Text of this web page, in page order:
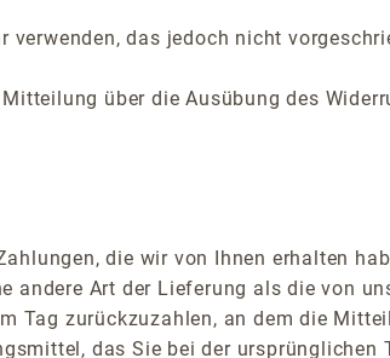
das jedoch nicht
über die Ausübung des
die wir von Ihnen erhalten
andere Art der Lieferung als die von
Tag zurückzuzahlen, an dem die
das Sie bei der